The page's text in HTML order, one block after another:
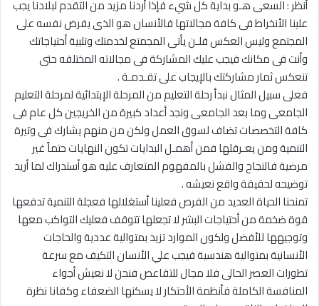
أنظر : السعى هـو بداية كل شيء فإذا أردنا مزيد من التقدم لبلادنا يجب
علينا الأنخراط فى كافة مجالاتها فالأنسان هو الذى يفرض نفسه على
المجتمع وليس العكس فلـن يأتى المجمتع لخدمتك وتلبية أحتياجاتك
وأنت فى مكانك فيجب عليك المشاركة فى مجالاته المختلفه حتى
تنعكس ثمار مشاركتك بالإيجاب على تقـدمـة .
فعلى سبيل المثال نبدأ رحلة التعليم من المرحلة الإبتدائية لمرحلة التعليم
الجامعى وما بعد الجامعى ونجد أعداد كبيرة من الخريجين كل عام فى
كافة التخصصات تضاف لسوق العمل ولكن من منهم يشارك فى وتيرة
التنمية ومن يعـرقلها فمن أهمـل البدايات تكون النهايات حتماً غير
مرضية فالنجاح والفشل بالمفهوم المتعارف عليه هو أستدراك لما أريد
توضيحه لحقيقة واقع نعيشه .
تمنحنا الحياة العديد من الفرص فعلينا أستغلالها فعجلة التنمية تدفعها
قوة ضخمة من أحتياجات البشر لا تجعلها تتوقف فعليك التواكب معها
وتوجيهها للأفضل ولكون الموارد تزيد بمتوالية عددية والحاجات
الأنسانية بمتوالية هندسية فيجب علي الأنسان التكيف مع سرعة
تطورات العصر الحالى فلا مجال للتقاعص فنحن لا نعيش أجواء
المنافسة الكاملة فأنظمة الأحتكار لا يسكنها الضعفاء وكفانا نظرة